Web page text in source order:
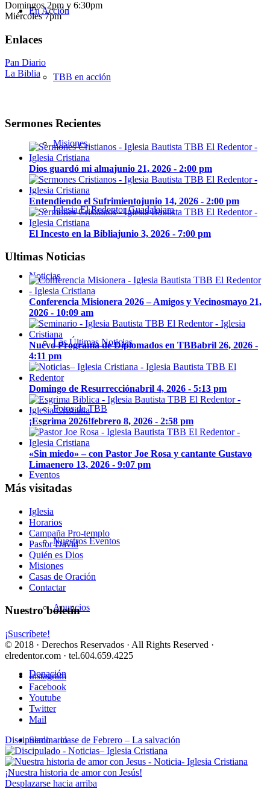
En Acción
TBB en acción
Misiones
Iglesia El Redentor Guadalajara
Noticias
Las Últimas Noticias
Fotos de TBB
Eventos
Nuestros Eventos
Anuncios
Donación
Seminario
Domingos 2pm y 6:30pm
Miércoles 7pm
Enlaces
Pan Diario
La Biblia
Sermones Recientes
Dios guardó mi almajunio 21, 2026 - 2:00 pm
Entendiendo el Sufrimientojunio 14, 2026 - 2:00 pm
El Incesto en la Bibliajunio 3, 2026 - 7:00 pm
Ultimas Noticias
Conferencia Misionera 2026 – Amigos y Vecinosmayo 21,
2026 - 10:09 am
Nuevo Programa de Diplomados en TBBabril 26, 2026 -
4:11 pm
Domingo de Resurrecciónabril 4, 2026 - 5:13 pm
¡Esgrima 2026!febrero 8, 2026 - 2:58 pm
«Sin miedo» – con Pastor Joe Rosa y cantante Gustavo
Limaenero 13, 2026 - 9:07 pm
Más visitadas
Iglesia
Horarios
Campaña Pro-templo
Pastor David
Quién es Dios
Misiones
Casas de Oración
Contactar
Nuestro boletín
¡Suscríbete!
© 2018 · Derechos Reservados · All Rights Reserved ·
elredentor.com · tel.604.659.4225
Instagram
Facebook
Youtube
Twitter
Mail
Discipulado – clase de Febrero – La salvación
¡Nuestra historia de amor con Jesús!
Desplazarse hacia arriba